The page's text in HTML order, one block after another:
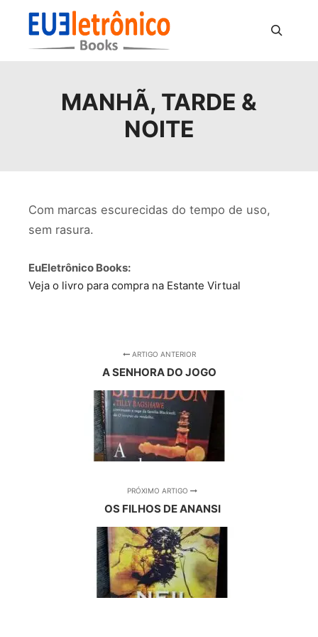
MANHÃ, TARDE &
NOITE
Com marcas escurecidas do tempo de uso,
sem rasura.
EuEletrônico Books:
Veja o livro para compra na Estante Virtual
ARTIGO ANTERIOR
A SENHORA DO JOGO
PRÓXIMO ARTIGO
OS FILHOS DE ANANSI